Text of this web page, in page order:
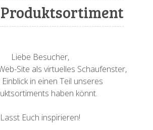
Liebe Besucher,
Site als virtuelles Schaufenster,
in einen Teil unseres
haben könnt.
Lasst Euch inspirieren!